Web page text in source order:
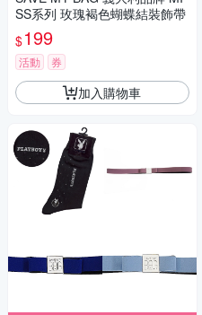
SS系列 玫瑰褐色蝴蝶結裝飾帶
$199
活動 券
加入購物車